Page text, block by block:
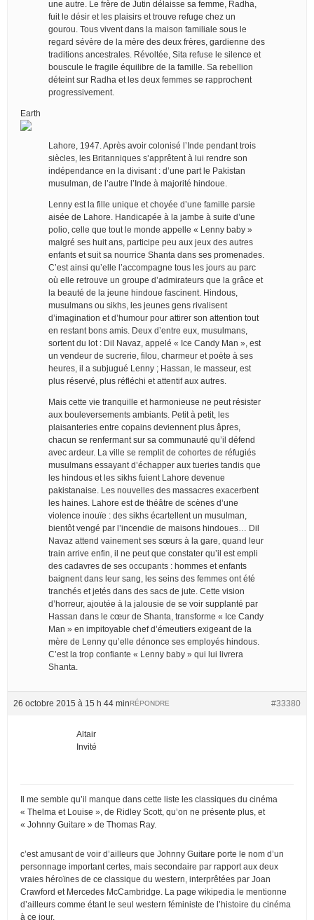
une autre. Le frère de Jutin délaisse sa femme, Radha,
fuit le désir et les plaisirs et trouve refuge chez un
gourou. Tous vivent dans la maison familiale sous le
regard sévère de la mère des deux frères, gardienne des
traditions ancestrales. Révoltée, Sita refuse le silence et
bouscule le fragile équilibre de la famille. Sa rebellion
déteint sur Radha et les deux femmes se rapprochent
progressivement.
Earth
Lahore, 1947. Après avoir colonisé l’Inde pendant trois
siècles, les Britanniques s’apprêtent à lui rendre son
indépendance en la divisant : d’une part le Pakistan
musulman, de l’autre l’Inde à majorité hindoue.
Lenny est la fille unique et choyée d’une famille parsie
aisée de Lahore. Handicapée à la jambe à suite d’une
polio, celle que tout le monde appelle « Lenny baby »
malgré ses huit ans, participe peu aux jeux des autres
enfants et suit sa nourrice Shanta dans ses promenades.
C’est ainsi qu’elle l’accompagne tous les jours au parc
où elle retrouve un groupe d’admirateurs que la grâce et
la beauté de la jeune hindoue fascinent. Hindous,
musulmans ou sikhs, les jeunes gens rivalisent
d’imagination et d’humour pour attirer son attention tout
en restant bons amis. Deux d’entre eux, musulmans,
sortent du lot : Dil Navaz, appelé « Ice Candy Man », est
un vendeur de sucrerie, filou, charmeur et poète à ses
heures, il a subjugué Lenny ; Hassan, le masseur, est
plus réservé, plus réfléchi et attentif aux autres.
Mais cette vie tranquille et harmonieuse ne peut résister
aux bouleversements ambiants. Petit à petit, les
plaisanteries entre copains deviennent plus âpres,
chacun se renfermant sur sa communauté qu’il défend
avec ardeur. La ville se remplit de cohortes de réfugiés
musulmans essayant d’échapper aux tueries tandis que
les hindous et les sikhs fuient Lahore devenue
pakistanaise. Les nouvelles des massacres exacerbent
les haines. Lahore est de théâtre de scènes d’une
violence inouïe : des sikhs écartellent un musulman,
bientôt vengé par l’incendie de maisons hindoues… Dil
Navaz attend vainement ses sœurs à la gare, quand leur
train arrive enfin, il ne peut que constater qu’il est empli
des cadavres de ses occupants : hommes et enfants
baignent dans leur sang, les seins des femmes ont été
tranchés et jetés dans des sacs de jute. Cette vision
d’horreur, ajoutée à la jalousie de se voir supplanté par
Hassan dans le cœur de Shanta, transforme « Ice Candy
Man » en impitoyable chef d’émeutiers exigeant de la
mère de Lenny qu’elle dénonce ses employés hindous.
C’est la trop confiante « Lenny baby » qui lui livrera
Shanta.
26 octobre 2015 à 15 h 44 min #33380
RÉPONDRE
Altair
Invité
Il me semble qu’il manque dans cette liste les classiques du cinéma
« Thelma et Louise », de Ridley Scott, qu’on ne présente plus, et
« Johnny Guitare » de Thomas Ray.
c’est amusant de voir d’ailleurs que Johnny Guitare porte le nom d’un
personnage important certes, mais secondaire par rapport aux deux
vraies héroïnes de ce classique du western, interprêtées par Joan
Crawford et Mercedes McCambridge. La page wikipedia le mentionne
d’ailleurs comme étant le seul western féministe de l’histoire du cinéma
à ce jour.